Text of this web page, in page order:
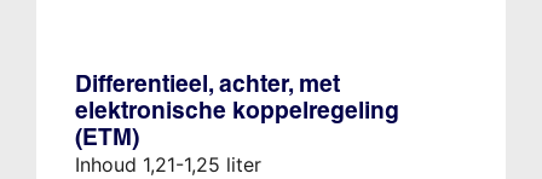
Differentieel, achter, met
elektronische koppelregeling
(ETM)
Inhoud 1,21-1,25 liter